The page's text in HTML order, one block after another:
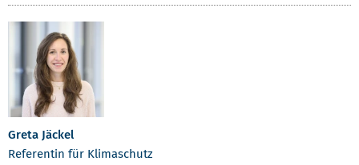
Greta Jäckel
Referentin für Klimaschutz